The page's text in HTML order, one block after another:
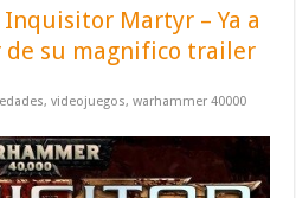
Martyr – Ya a
su magnifico trailer
,videojuegos,warhammer 40000